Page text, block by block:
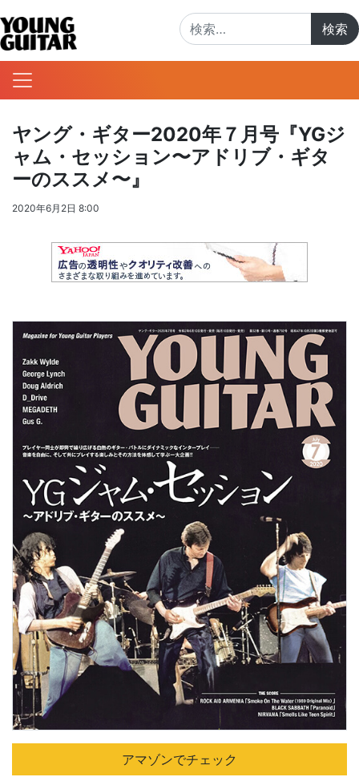
ヤング・ギター2020年７月号『YGジ
ャム・セッション〜アドリブ・ギタ
ーのススメ〜』
2020年6月2日 8:00
アマゾンでチェック